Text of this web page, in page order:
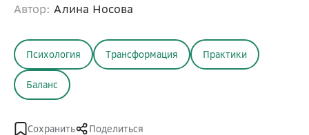
Автор: Алина Носова
Психология Трансформация Практики
Баланс
Сохранить Поделиться